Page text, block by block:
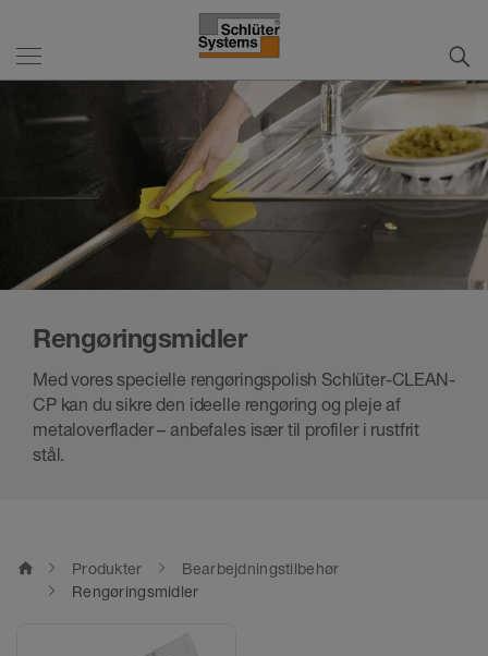
Rengøringsmidler
Med vores specielle rengøringspolish Schlüter-CLEAN-
CP kan du sikre den ideelle rengøring og pleje af
metaloverflader – anbefales især til profiler i rustfrit
stål.
home Produkter
Bearbejdningstilbehør
Rengøringsmidler